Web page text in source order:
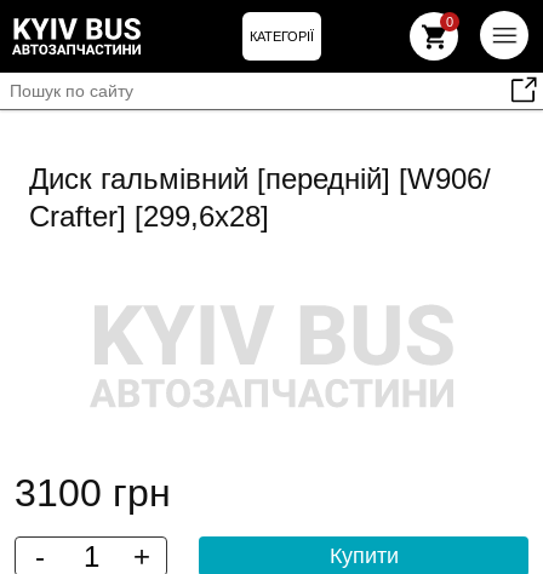
КАТЕГОРІЇ
0
Диск гальмівний [передній] [W906/
Crafter] [299,6х28]
3100 грн
- +